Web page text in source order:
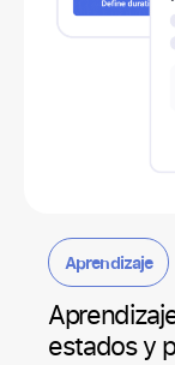
Aprendizaje
estados y